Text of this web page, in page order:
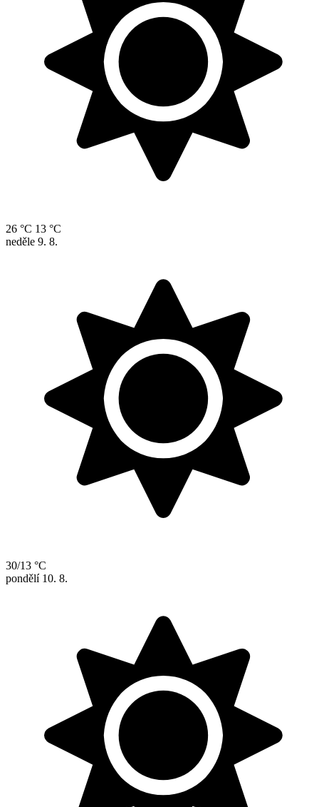
26 °C 13 °C
neděle 9. 8.
30/13 °C
pondělí 10. 8.